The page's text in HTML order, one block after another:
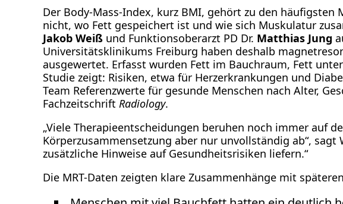
Der Body-Mass-Index, kurz BMI, gehört zu den
nicht, wo Fett gespeichert ist und wie sich Muskulatur
Jakob Weiß und Funktionsoberarzt PD Dr. Matthias Jung
Universitätsklinikums Freiburg haben deshalb
ausgewertet. Erfasst wurden Fett im Bauchraum, Fett
Studie zeigt: Risiken, etwa für Herzerkrankungen und
Team Referenzwerte für gesunde Menschen nach Alter,
Fachzeitschrift Radiology.
„Viele Therapieentscheidungen beruhen noch immer auf
Körperzusammensetzung aber nur unvollständig ab“,
zusätzliche Hinweise auf Gesundheitsrisiken liefern.“
Die MRT-Daten zeigten klare Zusammenhänge mit